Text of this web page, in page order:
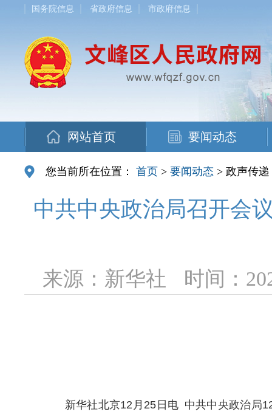
国务院信息 省政府信息 市政府信息
网站首页 要闻动态
您当前所在位置： 首页 > 要闻动态 > 政声传递
中共中央政治局召开会
来源：新华社 时间：
新华社北京12月25日电 中共中央政治局12